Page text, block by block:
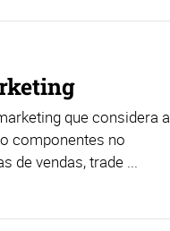
que considera a
componentes no
de vendas, trade ...